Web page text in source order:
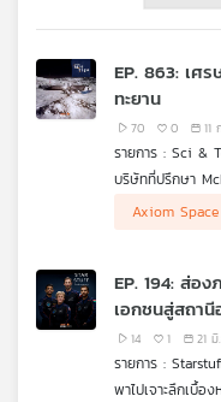
เพล
สต์
บทความ
EP. 863: เศ
ทะยาน
70 0 11
รายการ : Sci &
บริษัทที่ปรึกษา
ดอลลาร์สหรัฐฯ
นี้เข้าสู่สนามได้อย่
เรื่องนี้กับ เติ้ล -
Axiom Space
EP. 194: ส่อ
เอกชนสู่สถา
14 1 21
พาไปเจาะลึกเบื้